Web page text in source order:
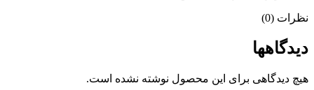
نظرات (0)
دیدگاهها
هیچ دیدگاهی برای این محصول نوشته نشده است.